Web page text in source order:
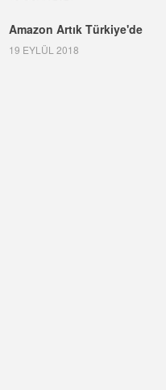
Amazon Artık Türkiye'de
19 EYLÜL 2018